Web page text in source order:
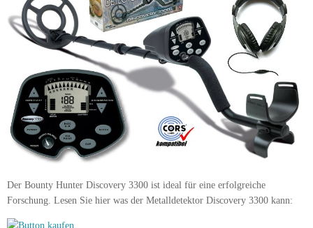
Der Bounty Hunter Discovery 3300 ist ideal für eine erfolgreiche
Forschung. Lesen Sie hier was der Metalldetektor Discovery 3300 kann: